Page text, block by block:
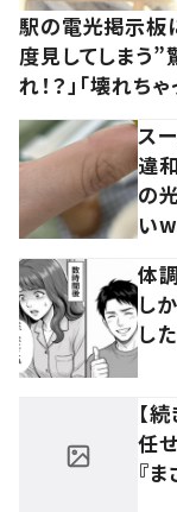
駅の電光掲示板
度見してしまう
れ！？」「壊れちゃ
ス
違
の
い
体
し
し
【
任
『